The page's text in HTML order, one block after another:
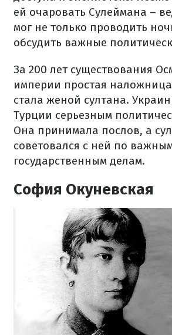
ей очаровать Сулеймана –
мог не только проводить
обсудить важные
За 200 лет существования
империи простая
стала женой султана.
Турции серьезным
Она принимала послов, а
советовался с ней по
государственным делам.
София Окуневская